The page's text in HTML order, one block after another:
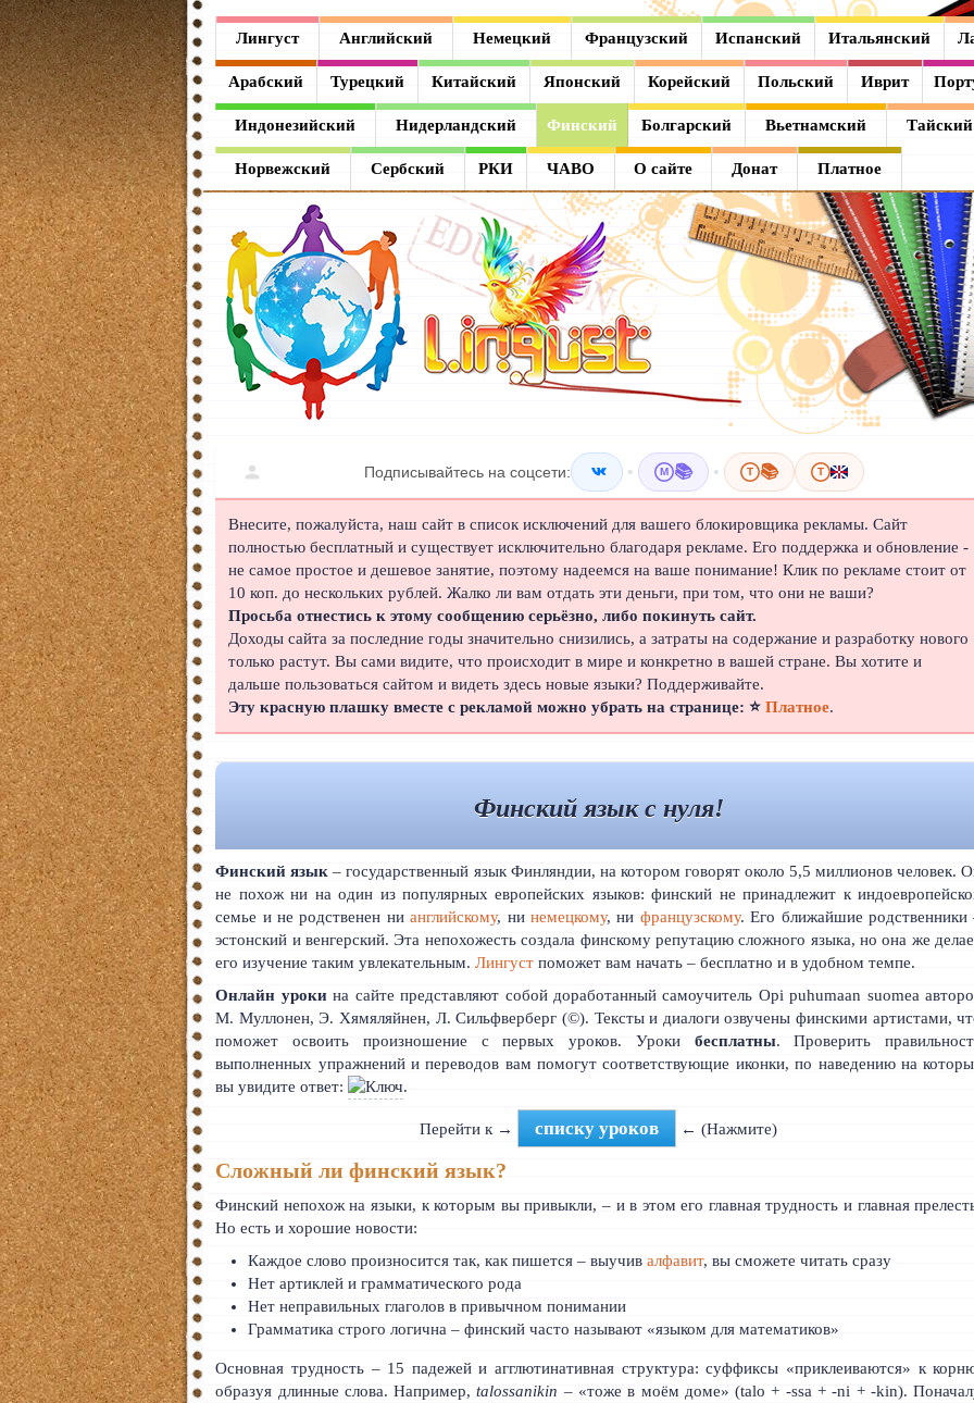
Лингуст Английский Немецкий Французский Испанский Итальянский
Арабский Турецкий Китайский Японский Корейский Польский Иврит
Индонезийский Нидерландский Финский Болгарский Вьетнамский Тайский
Норвежский Сербский РКИ ЧАВО О сайте Донат Платное
Подписывайтесь на соцсети: • M 📚 • T 📚 T
Внесите, пожалуйста, наш сайт в список исключений для вашего блокировщика рекламы. Сайт
полностью бесплатный и существует исключительно благодаря рекламе. Его поддержка и обновление -
не самое простое и дешевое занятие, поэтому надеемся на ваше понимание! Клик по рекламе стоит от
10 коп. до нескольких рублей. Жалко ли вам отдать эти деньги, при том, что они не ваши?
Просьба отнестись к этому сообщению серьёзно, либо покинуть сайт.
Доходы сайта за последние годы значительно снизились, а затраты на содержание и разработку нового
только растут. Вы сами видите, что происходит в мире и конкретно в вашей стране. Вы хотите и
дальше пользоваться сайтом и видеть здесь новые языки? Поддерживайте.
Эту красную плашку вместе с рекламой можно убрать на странице: ⭐Платное.
Финский язык с нуля!
Финский язык – государственный язык Финляндии, на котором говорят около 5,5 миллионов человек.
не похож ни на один из популярных европейских языков: финский не принадлежит к
семье и не родственен нианглийскому, ни немецкому, ни французскому. Его ближайшие родственники
эстонский и венгерский. Эта непохожесть создала финскому репутацию сложного языка, но она же
его изучение таким увлекательным.Лингуст поможет вам начать – бесплатно и в удобном темпе.
Онлайн урокина сайте представляют собой доработанный самоучитель Opi puhumaan suomea
М. Муллонен, Э. Хямяляйнен, Л. Сильфверберг (©). Тексты и диалоги озвучены финскими артистами,
поможет освоить произношение с первых уроков. Уроки бесплатны. Проверить
выполненных упражнений и переводов вам помогут соответствующие иконки, по наведению на
вы увидите ответ:
.
Перейти к → списку уроков ← (Нажмите)
Сложный ли финский язык?
Финский непохож на языки, к которым вы привыкли, – и в этом его главная трудность и главная
Но есть и хорошие новости:
Каждое слово произносится так, как пишется – выучивалфавит, вы сможете читать сразу
Нет артиклей и грамматического рода
Нет неправильных глаголов в привычном понимании
Грамматика строго логична – финский часто называют «языком для математиков»
Основная трудность – 15 падежей и агглютинативная структура: суффиксы «приклеиваются» к
образуя длинные слова. Например,talossanikin – «тоже в моём доме» (talo + -ssa + -ni + -kin).
Лингуст
Английский
Немецкий
Французский
Испанский
Итальянский
Латинский
Греческий
Арабский
Турецкий
Китайский
Японский
Корейский
Польский
Иврит
Португальский
Чешский
Индонезийский
Нидерландский
Финский
Болгарский
Вьетнамский
Тайский
Румынский
Норвежский
Сербский
РКИ
ЧАВО
О сайте
Донат
Платное